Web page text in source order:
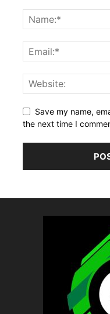
Save my name,
the next time I